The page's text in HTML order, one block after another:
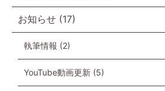
お知らせ (17)
執筆情報 (2)
YouTube動画更新 (5)